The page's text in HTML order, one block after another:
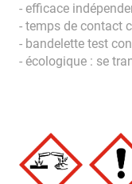
- efficace
- temps de contact
- bandelette test
- écologique : se